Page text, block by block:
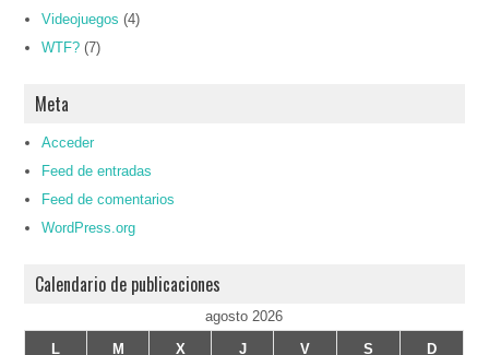
Videojuegos (4)
WTF? (7)
Meta
Acceder
Feed de entradas
Feed de comentarios
WordPress.org
Calendario de publicaciones
agosto 2026
L
M X J V S D